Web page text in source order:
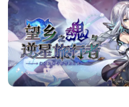
8月5日14:00开始维护，预计时间约2
维护中将无法进行游戏，若有其他追加
间另行公告，对此给各位造成的不便，
本次维护开始时，会强制把所有仍旧在